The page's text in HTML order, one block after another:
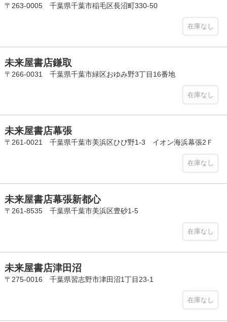
〒263-0005 千葉県千葉市稲毛区長沼町330-50
在庫なし
未来屋書店鎌取
〒266-0031 千葉県千葉市緑区おゆみ野3丁目16番地
在庫なし
未来屋書店幕張
〒261-0021 千葉県千葉市美浜区ひび野1-3 イオン海浜幕張2Ｆ
在庫なし
未来屋書店幕張新都心
〒261-8535 千葉県千葉市美浜区豊砂1-5
在庫なし
未来屋書店津田沼
〒275-0016 千葉県習志野市津田沼1丁目23-1
在庫なし